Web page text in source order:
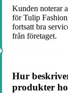
Kunden noterar
för Tulip
fortsatt bra
från företaget.
Hur
produkter